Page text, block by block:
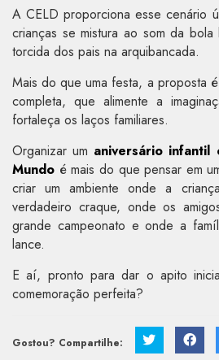
A CELD proporciona esse cenário
crianças se mistura ao som da
torcida dos pais na arquibancada.
Mais do que uma festa, a proposta
completa, que alimente a
fortaleça os laços familiares.
Organizar um aniversário infantil
Mundo é mais do que pensar em
criar um ambiente onde a
verdadeiro craque, onde os
grande campeonato e onde a
lance.
E aí, pronto para dar o apito
comemoração perfeita?
Gostou? Compartilhe: